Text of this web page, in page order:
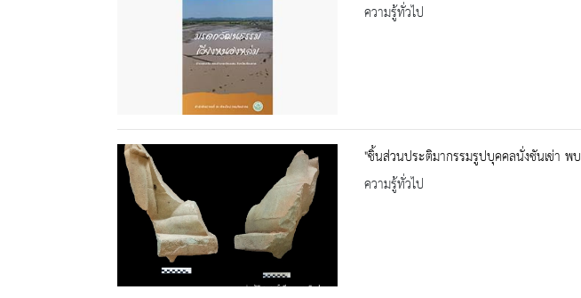
ความรู้ทั่วไป
"ชิ้นส่วนประติมากรรมรูปบุคคลนั่งชันเข่า พ
ความรู้ทั่วไป